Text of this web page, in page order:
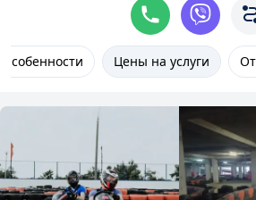
Особенности Цены на услуги